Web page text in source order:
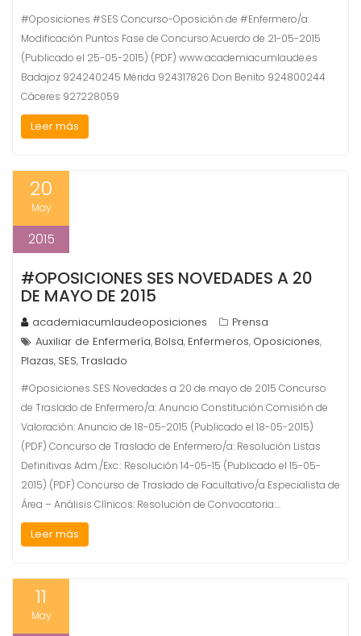
#Oposiciones #SES Concurso-Oposición de #Enfermero/a:
Modificación Puntos Fase de Concurso:Acuerdo de 21-05-2015
(Publicado el 25-05-2015) (PDF) www.academiacumlaude.es
Badajoz 924240245 Mérida 924317826 Don Benito 924800244
Cáceres 927228059
Leer más
20
May
2015
#OPOSICIONES SES NOVEDADES A 20
DE MAYO DE 2015
academiacumlaudeoposiciones
Prensa
Auxiliar de Enfermería, Bolsa, Enfermeros, Oposiciones,
Plazas, SES,Traslado
#Oposiciones SES Novedades a 20 de mayo de 2015 Concurso
de Traslado de Enfermero/a: Anuncio Constitución Comisión de
Valoración: Anuncio de 18-05-2015 (Publicado el 18-05-2015)
(PDF) Concurso de Traslado de Enfermero/a: Resolución Listas
Definitivas Adm./Exc.: Resolución 14-05-15 (Publicado el 15-05-
2015) (PDF) Concurso de Traslado de Facultativo/a Especialista de
Área – Análisis Clínicos: Resolución de Convocatoria:…
Leer más
11
May